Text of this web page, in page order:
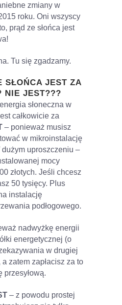
zmiany w
roku. Oni wszyscy
prąd ze słońca jest
Tu się zgadzamy.
SŁOŃCA JEST ZA
NIE JEST???
słoneczna w
całkowicie za
– ponieważ musisz
w mikroinstalację
uproszczeniu –
mocy
złotych. Jeśli chcesz
50 tysięcy. Plus
instalację
podłogowego.
nadwyżkę energii
energetycznej (o
w drugiej
zatem zapłacisz za to
przesyłową.
– z powodu prostej